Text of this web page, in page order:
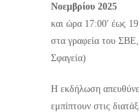
Νοεμβρίου 2025
και ώρα 17:00′ έως
στα γραφεία του
Σφαγεία)
Η εκδήλωση
εμπίπτουν στις